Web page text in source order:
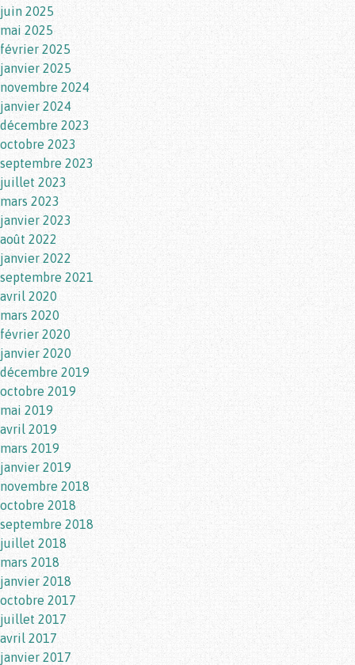
juin 2025
mai 2025
février 2025
janvier 2025
novembre 2024
janvier 2024
décembre 2023
octobre 2023
septembre 2023
juillet 2023
mars 2023
janvier 2023
août 2022
janvier 2022
septembre 2021
avril 2020
mars 2020
février 2020
janvier 2020
décembre 2019
octobre 2019
mai 2019
avril 2019
mars 2019
janvier 2019
novembre 2018
octobre 2018
septembre 2018
juillet 2018
mars 2018
janvier 2018
octobre 2017
juillet 2017
avril 2017
janvier 2017